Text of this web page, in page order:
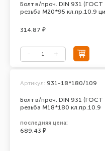
Болт в/проч. DIN 931
резьба М20*95 кл.пр.10.9
314.87 ₽
Болт в/проч. DIN 931
резьба М18*180 кл.пр.10.9
Артикул: 931-18*180/109
последняя цена:
689.43 ₽